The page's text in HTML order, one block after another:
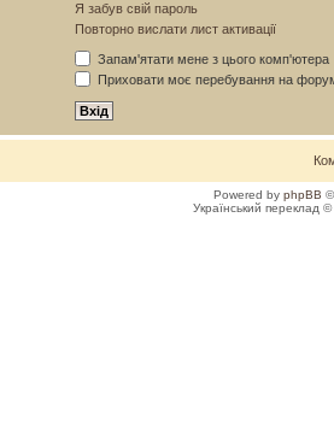
Я забув свій пароль
Повторно вислати лист активації
Запам'ятати мене з цього комп'ютера
Приховати моє перебування на
Powered by phpBB
Український переклад